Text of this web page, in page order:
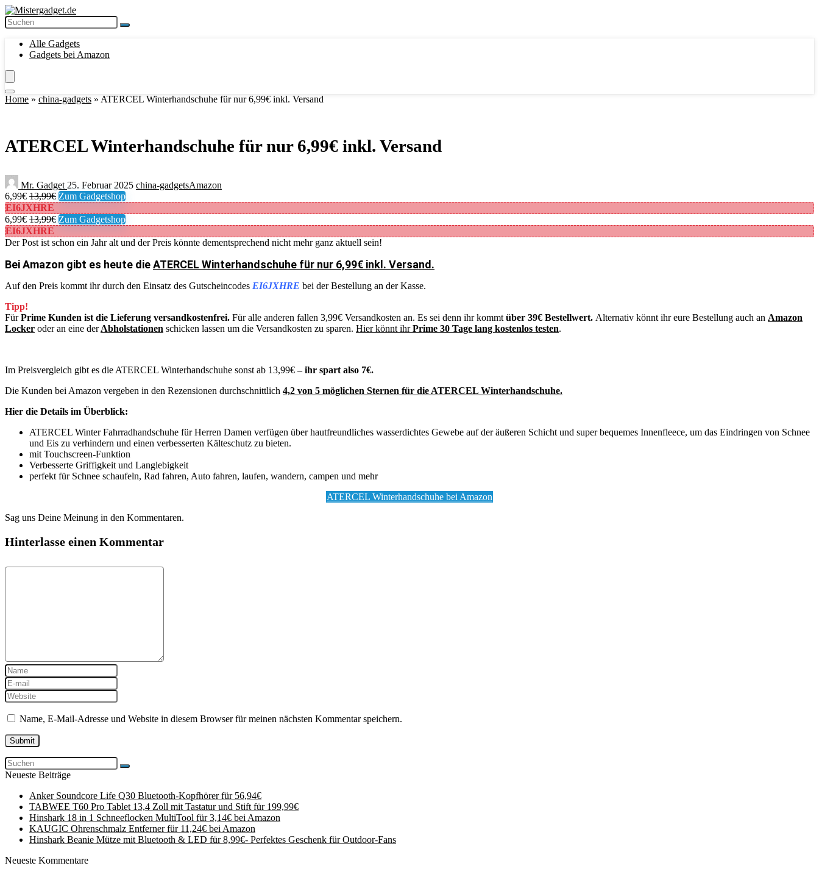
Alle Gadgets
Gadgets bei Amazon
Home » china-gadgets » ATERCEL Winterhandschuhe für nur 6,99€ inkl. Versand
ATERCEL Winterhandschuhe für nur 6,99€ inkl. Versand
Mr. Gadget 25. Februar 2025 china-gadgetsAmazon
6,99€ 13,99€ Zum Gadgetshop
EI6JXHRE
6,99€ 13,99€ Zum Gadgetshop
EI6JXHRE
Der Post ist schon ein Jahr alt und der Preis könnte dementsprechend nicht mehr ganz aktuell sein!
Bei Amazon gibt es heute dieATERCEL Winterhandschuhe für nur 6,99€ inkl. Versand.
Auf den Preis kommt ihr durch den Einsatz des Gutscheincodes EI6JXHRE bei der Bestellung an der Kasse.
Tipp!
FürPrime Kunden ist die Lieferung versandkostenfrei. Für alle anderen fallen 3,99€ Versandkosten an. Es sei denn ihr kommt über 39€ Bestellwert. Alternativ könnt ihr eure Bestellung auch an Amazon
Locker oder an eine der Abholstationen schicken lassen um die Versandkosten zu sparen. Hier könnt ihrPrime 30 Tage lang kostenlos testen.
Im Preisvergleich gibt es die ATERCEL Winterhandschuhe sonst ab 13,99€– ihr spart also 7€.
Die Kunden bei Amazon vergeben in den Rezensionen durchschnittlich 4,2 von 5 möglichen Sternen für die ATERCEL Winterhandschuhe.
Hier die Details im Überblick:
ATERCEL Winter Fahrradhandschuhe für Herren Damen verfügen über hautfreundliches wasserdichtes Gewebe auf der äußeren Schicht und super bequemes Innenfleece, um das Eindringen von Schnee
und Eis zu verhindern und einen verbesserten Kälteschutz zu bieten.
mit Touchscreen-Funktion
Verbesserte Griffigkeit und Langlebigkeit
perfekt für Schnee schaufeln, Rad fahren, Auto fahren, laufen, wandern, campen und mehr
ATERCEL Winterhandschuhe bei Amazon
Sag uns Deine Meinung in den Kommentaren.
Hinterlasse einen Kommentar
Name, E-Mail-Adresse und Website in diesem Browser für meinen nächsten Kommentar speichern.
Neueste Beiträge
Anker Soundcore Life Q30 Bluetooth-Kopfhörer für 56,94€
TABWEE T60 Pro Tablet 13,4 Zoll mit Tastatur und Stift für 199,99€
Hinshark 18 in 1 Schneeflocken MultiTool für 3,14€ bei Amazon
KAUGIC Ohrenschmalz Entferner für 11,24€ bei Amazon
Hinshark Beanie Mütze mit Bluetooth & LED für 8,99€- Perfektes Geschenk für Outdoor-Fans
Neueste Kommentare